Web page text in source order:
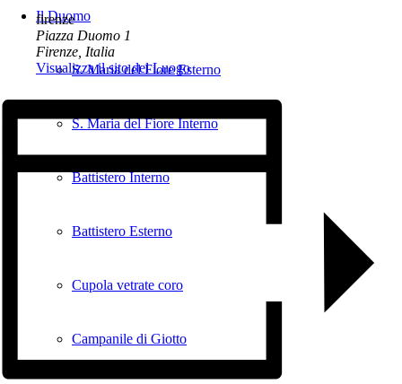
Il Duomo
S. Maria del Fiore Esterno
S. Maria del Fiore Interno
Battistero Interno
Battistero Esterno
Cupola vetrate coro
Campanile di Giotto
firenze
Piazza Duomo 1
Firenze Italia
Visualizza il sito del Luogo